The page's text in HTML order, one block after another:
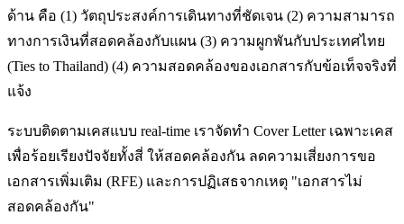
ด้าน คือ (1) วัตถุประสงค์การเดินทางที่ชัดเจน (2) ความสามารถ
ทางการเงินที่สอดคล้องกับแผน (3) ความผูกพันกับประเทศไทย
(Ties to Thailand) (4) ความสอดคล้องของเอกสารกับข้อเท็จจริงที่
แจ้ง
ระบบติดตามเคสแบบ real-time เราจัดทำ Cover Letter เฉพาะเคส
เพื่อร้อยเรียงปัจจัยทั้งสี่ ให้สอดคล้องกัน ลดความเสี่ยงการขอ
เอกสารเพิ่มเติม (RFE) และการปฏิเสธจากเหตุ "เอกสารไม่
สอดคล้องกัน"